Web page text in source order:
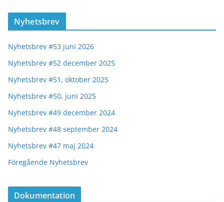
Nyhetsbrev
Nyhetsbrev #53 juni 2026
Nyhetsbrev #52 december 2025
Nyhetsbrev #51, oktober 2025
Nyhetsbrev #50, juni 2025
Nyhetsbrev #49 december 2024
Nyhetsbrev #48 september 2024
Nyhetsbrev #47 maj 2024
Föregående Nyhetsbrev
Dokumentation